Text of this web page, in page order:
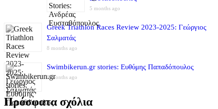
5 months ago
Greek Triathlon Races Review 2023-2025: Γεώργιος
Σαλματάς
8 months ago
Swimbikerun.gr stories: Ευθύμης Παπαδόπουλος
8 months ago
Πρόσφατα σχόλια